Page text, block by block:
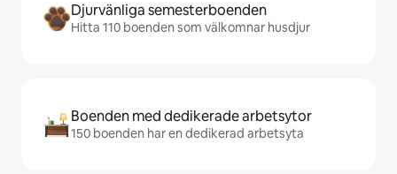
Djurvänliga semesterboenden
Hitta 110 boenden som välkomnar husdjur
Boenden med dedikerade arbetsytor
150 boenden har en dedikerad arbetsyta